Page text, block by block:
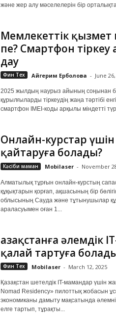
және жер алу мәселелерін бір
Мемлекеттік қызмет
пе? Смартфон
дау
Фин Тех Айгерим Ерболова - June
2025 жылдың наурыз айының соңынан
құрылғыларды тіркеудің жаңа тәртібі
смартфон IMEI-коды арқылы міндетті
Онлайн-курстар
қайтаруға болады?
Кәсіби маман Mobilaser - November
Алматылық тұрғын онлайн-курстың
құқықтарын қорғап, ақшасының бір
облысының Сауда және тұтынушылар
араласуымен оған 1...
Қазақстанға әлемдік
қалай тартуға
Фин Тех Mobilaser - March 12, 2025
Қазақстан шетелдік IT-мамандар үшін
Nomad Residency» пилоттық жобасын
экономиканы дамыту мақсатында
елге тартып, тұрақты...